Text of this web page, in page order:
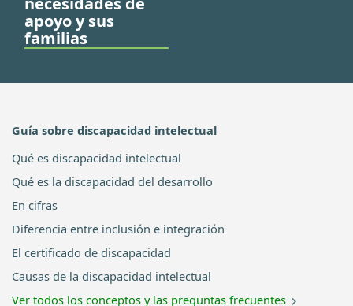
apoyo y sus
familias
Guía sobre discapacidad intelectual
Qué es discapacidad intelectual
Qué es la discapacidad del desarrollo
En cifras
Diferencia entre inclusión e integración
El certificado de discapacidad
Causas de la discapacidad intelectual
Ver todos los conceptos y las preguntas frecuentes